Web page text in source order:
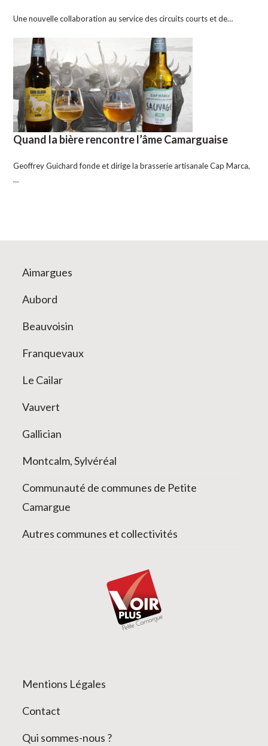
Une nouvelle collaboration au service des circuits courts et de…
Quand la bière rencontre l’âme Camarguaise
Geoffrey Guichard fonde et dirige la brasserie artisanale Cap Marca,
…
Aimargues
Aubord
Beauvoisin
Franquevaux
Le Cailar
Vauvert
Gallician
Montcalm, Sylvéréal
Communauté de communes de Petite
Camargue
Autres communes et collectivités
Mentions Légales
Contact
Qui sommes-nous ?